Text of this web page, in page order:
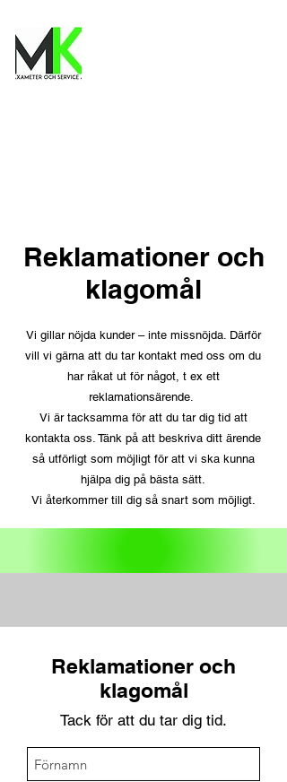
Reklamationer och
klagomål
Vi gillar nöjda kunder – inte missnöjda. Därför
vill vi gärna att du tar kontakt med oss om du
har råkat ut för något, t ex ett
reklamationsärende.
Vi är tacksamma för att du tar dig tid att
kontakta oss. Tänk på att beskriva ditt ärende
så utförligt som möjligt för att vi ska kunna
hjälpa dig på bästa sätt.
Vi återkommer till dig så snart som möjligt.
Reklamationer och
klagomål
Tack för att du tar dig tid.